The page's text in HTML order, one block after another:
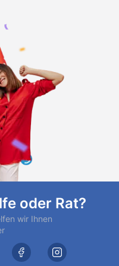
oder Rat?
wir Ihnen